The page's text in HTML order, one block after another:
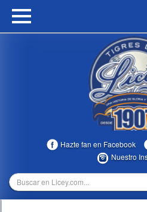
HOME
MULTIMEDIA
Hazte fan en Facebook
Nuestro